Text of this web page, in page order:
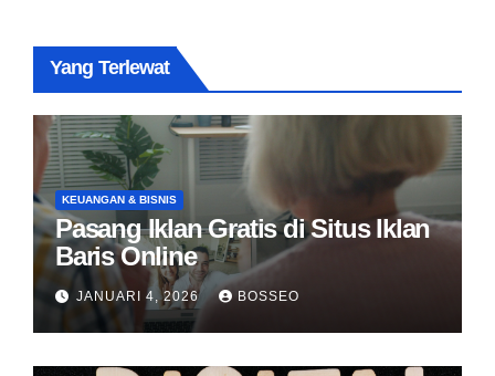
Yang Terlewat
KEUANGAN & BISNIS
Pasang Iklan Gratis di Situs Iklan
Baris Online
JANUARI 4, 2026 BOSSEO